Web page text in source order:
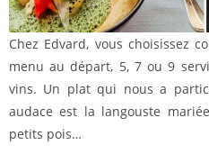
Chez Edvard, vous choisissez
menu au départ, 5, 7 ou 9
vins. Un plat qui nous a
audace est la langouste
petits pois…